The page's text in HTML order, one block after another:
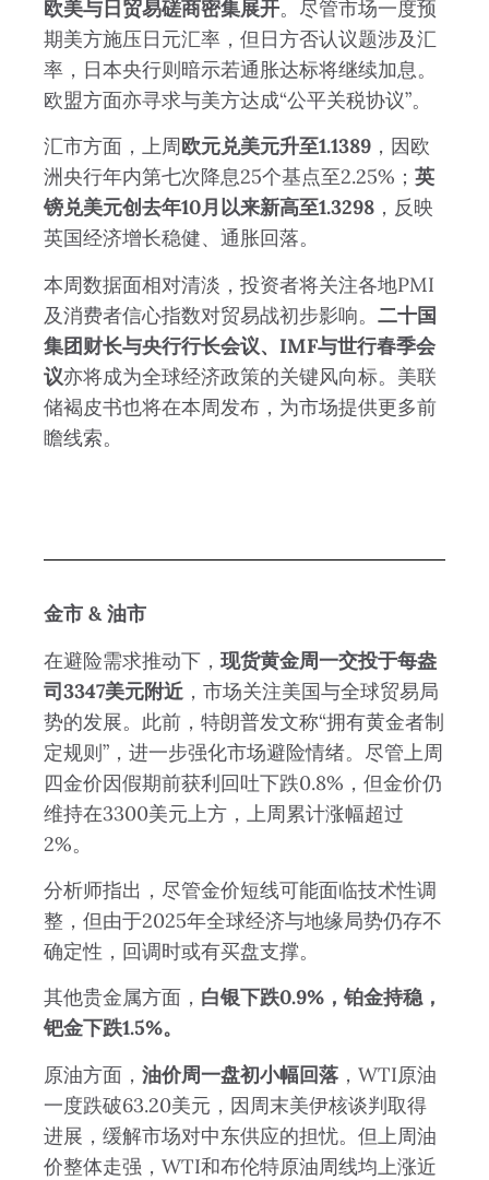
欧美与日贸易磋商密集展开。尽管市场一度预
期美方施压日元汇率，但日方否认议题涉及汇
率，日本央行则暗示若通胀达标将继续加息。
欧盟方面亦寻求与美方达成“公平关税协议”。
汇市方面，上周欧元兑美元升至1.1389 ，因欧
洲央行年内第七次降息25个基点至2.25%； 英
镑兑美元创去年10月以来新高至1.3298 ，反映
英国经济增长稳健、通胀回落。
本周数据面相对清淡，投资者将关注各地PMI
及消费者信心指数对贸易战初步影响。 二十国
集团财长与央行行长会议、IMF与世行春季会
议亦将成为全球经济政策的关键风向标。美联
储褐皮书也将在本周发布，为市场提供更多前
瞻线索。
金市 & 油市
在避险需求推动下， 现货黄金周一交投于每盎
司3347美元附近 ，市场关注美国与全球贸易局
势的发展。此前，特朗普发文称“拥有黄金者制
定规则”，进一步强化市场避险情绪。尽管上周
四金价因假期前获利回吐下跌0.8%，但金价仍
维持在3300美元上方，上周累计涨幅超过
2%。
分析师指出，尽管金价短线可能面临技术性调
整，但由于2025年全球经济与地缘局势仍存不
确定性，回调时或有买盘支撑。
其他贵金属方面， 白银下跌0.9%，铂金持稳，
钯金下跌1.5%。
原油方面， 油价周一盘初小幅回落 ，WTI原油
一度跌破63.20美元，因周末美伊核谈判取得
进展，缓解市场对中东供应的担忧。但上周油
价整体走强，WTI和布伦特原油周线均上涨近